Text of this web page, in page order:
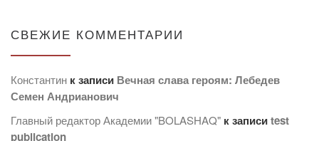
СВЕЖИЕ КОММЕНТАРИИ
Константин к записи Вечная слава героям: Лебедев
Семен Андрианович
Главный редактор Академии "BOLASHAQ" к записиtest
publication